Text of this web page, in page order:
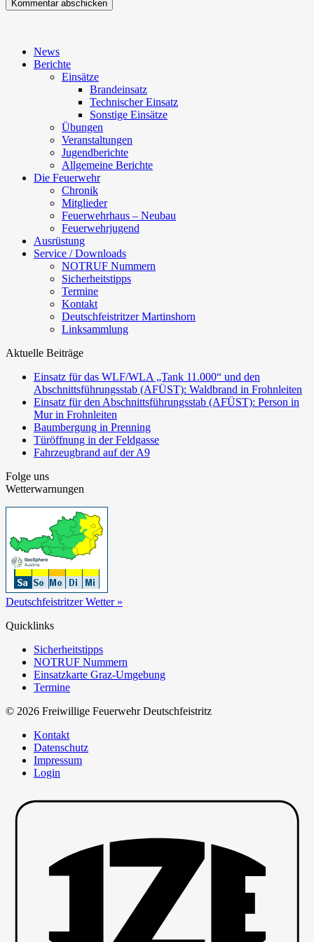
News
Berichte
Einsätze
Brandeinsatz
Technischer Einsatz
Sonstige Einsätze
Übungen
Veranstaltungen
Jugendberichte
Allgemeine Berichte
Die Feuerwehr
Chronik
Mitglieder
Feuerwehrhaus – Neubau
Feuerwehrjugend
Ausrüstung
Service / Downloads
NOTRUF Nummern
Sicherheitstipps
Termine
Kontakt
Deutschfeistritzer Martinshorn
Linksammlung
Aktuelle Beiträge
Einsatz für das WLF/WLA „Tank 11.000“ und den
Abschnittsführungsstab (AFÜST): Waldbrand in Frohnleiten
Einsatz für den Abschnittsführungsstab (AFÜST): Person in
Mur in Frohnleiten
Baumbergung in Prenning
Türöffnung in der Feldgasse
Fahrzeugbrand auf der A9
Folge uns
Wetterwarnungen
Deutschfeistritzer Wetter »
Quicklinks
Sicherheitstipps
NOTRUF Nummern
Einsatzkarte Graz-Umgebung
Termine
© 2026 Freiwillige Feuerwehr Deutschfeistritz
Kontakt
Datenschutz
Impressum
Login